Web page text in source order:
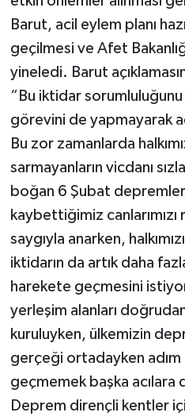
Barut, acil eylem planı
geçilmesi ve Afet
yineledi. Barut
“Bu iktidar
görevini de yapmayarak
Bu zor zamanlarda
sarmayanların vicdanı
boğan 6 Şubat
kaybettiğimiz
saygıyla anarken,
iktidarın da artık daha
harekete geçmesini
yerleşim alanları
kuruluyken, ülkemizin
gerçeği ortadayken adım
geçmemek başka acılara
Deprem dirençli kentler